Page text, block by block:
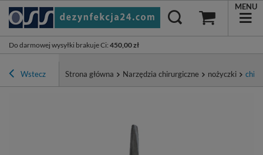
Do darmowej wysyłki brakuje Ci: 450,00 zł
MENU
Wstecz Strona główna Narzędzia chirurgiczne nożyczki